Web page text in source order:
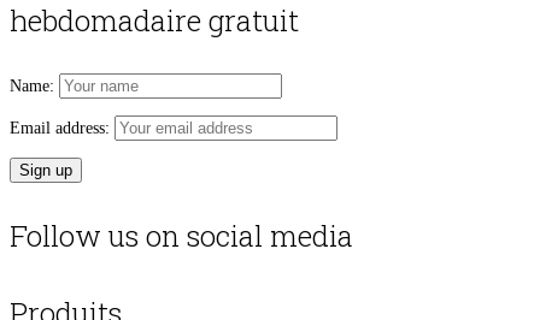
hebdomadaire gratuit
Name:
Email address:
Follow us on social media